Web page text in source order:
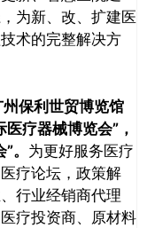
为新、改、扩建医
术的完整解决方
保利世贸博览馆
疗器械博览会”，
。 为更好服务医疗
疗论坛，政策解
行业经销商代理
疗投资商、原材料